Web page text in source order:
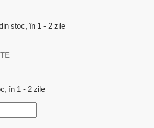
stoc, în 1 - 2 zile
în 1 - 2 zile